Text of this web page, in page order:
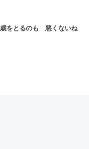
歳をとるのも 悪くないね